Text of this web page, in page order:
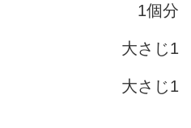
1個分
大さじ1
大さじ1